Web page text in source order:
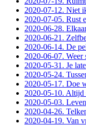
2020-07-12. Niet
2020-07-05. Rust
2020-06-28.
2020-06-21.
2020-06-14. De
2020-06-07. Weer
2020-05-31. Je
2020-05-24.
2020-05-17. Doe
2020-05-10. Altijd
2020-05-03.
2020-04-26.
2020-04-19. Van